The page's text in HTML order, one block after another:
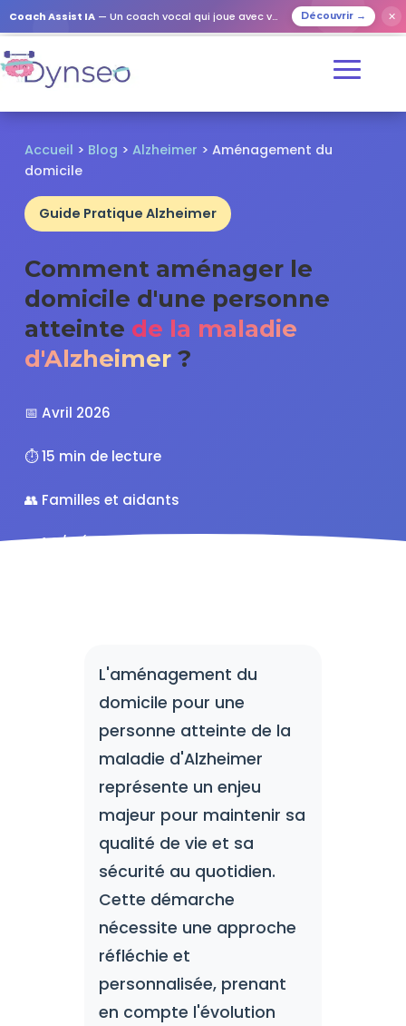
Coach Assist IA — Un coach vocal qui joue avec vos proches Découvrir → ✕
Accueil > Blog > Alzheimer > Aménagement du
domicile
Guide Pratique Alzheimer
Comment aménager le
domicile d'une personne
atteinte de la maladie
d'Alzheimer ?
📅 Avril 2026
⏱️ 15 min de lecture
👥 Familles et aidants
⭐ 4.8/5 (142 avis)
L'aménagement du
domicile pour une
personne atteinte de la
maladie d'Alzheimer
représente un enjeu
majeur pour maintenir sa
qualité de vie et sa
sécurité au quotidien.
Cette démarche
nécessite une approche
réfléchie et
personnalisée, prenant
en compte l'évolution